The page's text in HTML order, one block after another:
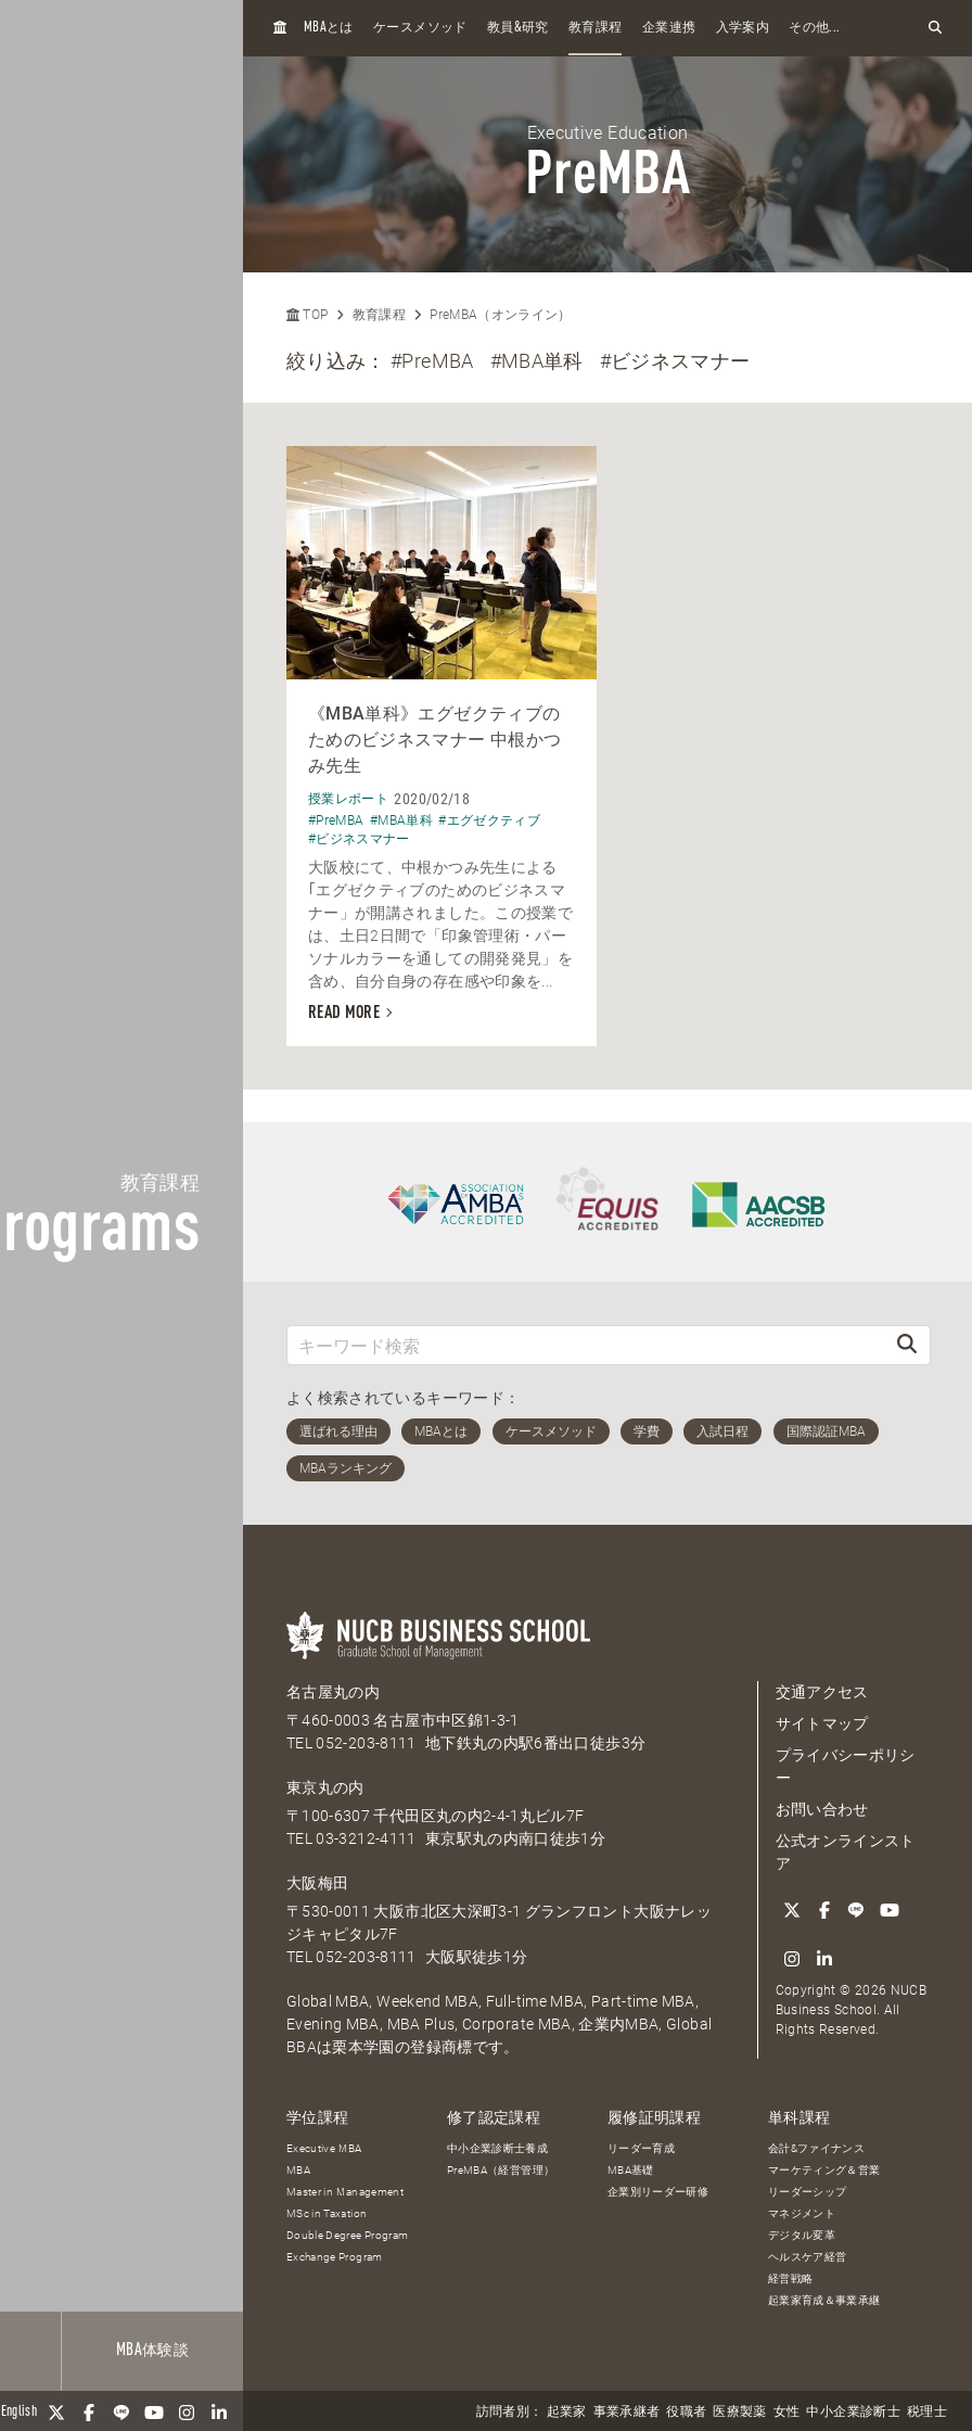
教育課程
MBA体験談
English
H
MBAとは ケースメソッド 教員&研究 教育課程 企業連携 入学案内 その他...
訪問者別： 起業家 事業承継者 役職者 医療製薬 女性 中小企業診断士 税理士
Executive Education
PreMBA
TOP 教育課程 PreMBA（オンライン）
絞り込み：#PreMBA #MBA単科 #ビジネスマナー
《MBA単科》エグゼクティブの
ためのビジネスマナー 中根かつ
み先生
授業レポート 2020/02/18
#PreMBA #MBA単科 #エグゼクティブ
#ビジネスマナー
大阪校にて、中根かつみ先生による
｢エグゼクティブのためのビジネスマ
ナー」が開講されました。この授業で
は、土日2日間で「印象管理術・パー
ソナルカラーを通しての開発発見」を
含め、自分自身の存在感や印象を...
READ MORE
よく検索されているキーワード：
名古屋丸の内
〒460-0003 名古屋市中区錦1-3-1
TEL052-203-8111 地下鉄丸の内駅6番出口徒歩3分
東京丸の内
〒100-6307 千代田区丸の内2-4-1丸ビル7F
TEL03-3212-4111 東京駅丸の内南口徒歩1分
大阪梅田
〒530-0011 大阪市北区大深町3-1 グランフロント大阪ナレッ
ジキャピタル7F
TEL052-203-8111 大阪駅徒歩1分
Global MBA, Weekend MBA, Full-time MBA, Part-time MBA,
Evening MBA, MBA Plus, Corporate MBA, 企業内MBA, Global
BBAは栗本学園の登録商標です。
交通アクセス
サイトマップ
プライバシーポリシ
ー
お問い合わせ
公式オンラインスト
ア
Copyright © 2026 NUCB
Business School. All
Rights Reserved.
学位課程
Executive MBA
MBA
Master in Management
MSc in Taxation
Double Degree Program
Exchange Program
修了認定課程
中小企業診断士養成
PreMBA（経営管理）
履修証明課程
リーダー育成
MBA基礎
企業別リーダー研修
単科課程
会計&ファイナンス
マーケティング＆営業
リーダーシップ
マネジメント
デジタル変革
ヘルスケア経営
経営戦略
起業家育成＆事業承継